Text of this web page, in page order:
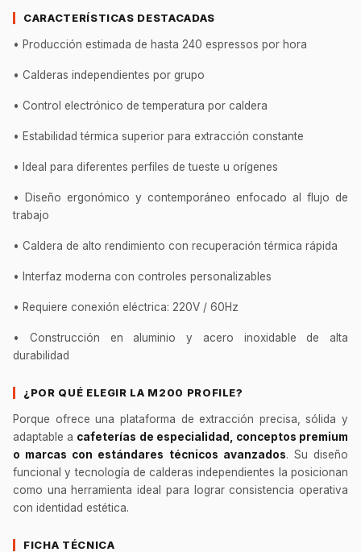
CARACTERÍSTICAS DESTACADAS
• Producción estimada de hasta 240 espressos por hora
• Calderas independientes por grupo
• Control electrónico de temperatura por caldera
• Estabilidad térmica superior para extracción constante
• Ideal para diferentes perfiles de tueste u orígenes
• Diseño ergonómico y contemporáneo enfocado al flujo de
trabajo
• Caldera de alto rendimiento con recuperación térmica rápida
• Interfaz moderna con controles personalizables
• Requiere conexión eléctrica: 220V / 60Hz
• Construcción en aluminio y acero inoxidable de alta
durabilidad
¿POR QUÉ ELEGIR LA M200 PROFILE?
Porque ofrece una plataforma de extracción precisa, sólida y
adaptable a cafeterías de especialidad, conceptos premium
o marcas con estándares técnicos avanzados. Su diseño
funcional y tecnología de calderas independientes la posicionan
como una herramienta ideal para lograr consistencia operativa
con identidad estética.
FICHA TÉCNICA